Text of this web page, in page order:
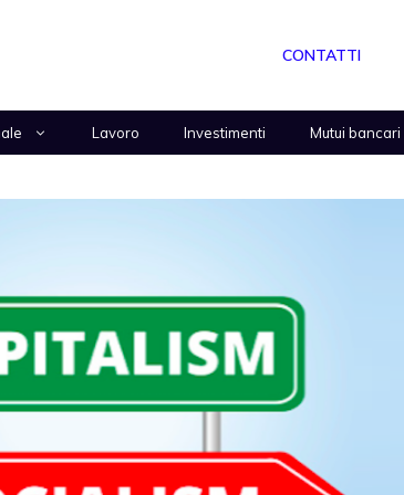
CONTATTI
Lavoro Investimenti Mutui bancari